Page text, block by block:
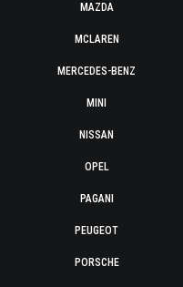
MAZDA
MCLAREN
MERCEDES-BENZ
MINI
NISSAN
OPEL
PAGANI
PEUGEOT
PORSCHE